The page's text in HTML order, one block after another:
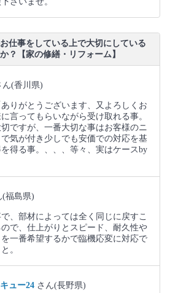
仕事をしている上で大切にしている
？【家の修繕・リフォーム】
ん(香川県)
りがとうございます、又よろしくお
言ってもらいながら受け取れる事。
ですが、一番大切な事はお客様のニ
気が付き少しでも安価での対応を基
得る事。、、、等々、実はケースby
(福島県)
、部材によっては全く同じに戻すこ
で、仕上がりとスピード、耐久性や
一番希望するかで臨機応変に対応で
。
ュー24 さん(長野県)